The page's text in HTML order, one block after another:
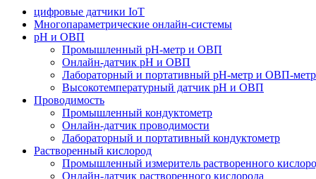
цифровые датчики IoT
Многопараметрические онлайн-системы
pH и ОВП
Промышленный pH-метр и ОВП
Онлайн-датчик pH и ОВП
Лабораторный и портативный pH-метр и ОВП-метр
Высокотемпературный датчик pH и ОВП
Проводимость
Промышленный кондуктометр
Онлайн-датчик проводимости
Лабораторный и портативный кондуктометр
Растворенный кислород
Промышленный измеритель растворенного
Онлайн-датчик растворенного кислорода